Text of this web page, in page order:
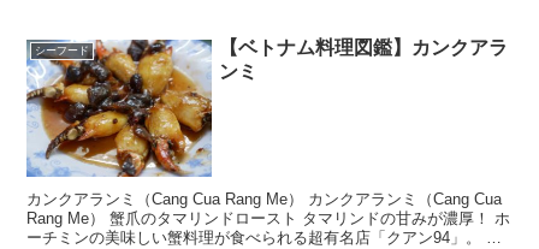
シーフード
【ベトナム料理図鑑】カンクアラ
ンミ
カンクアランミ（Cang Cua Rang Me） カンクアランミ（Cang Cua
Rang Me） 蟹爪のタマリンドロースト タマリンドの甘みが濃厚！ ホ
ーチミンの美味しい蟹料理が食べられる超有名店「クアン94」。 こ